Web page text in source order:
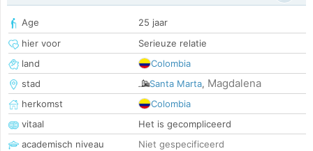
Age
25 jaar
hier voor
Serieuze relatie
land
Colombia
stad
Santa Marta, Magdalena
herkomst
Colombia
vitaal
Het is gecompliceerd
academisch niveau
Niet gespecificeerd